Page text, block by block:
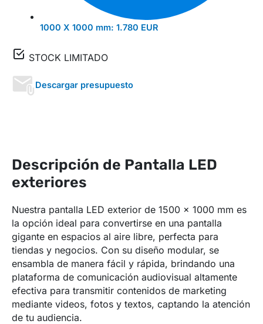
1000 X 1000 mm: 1.780 EUR
STOCK LIMITADO
Descargar presupuesto
Descripción de Pantalla LED
exteriores
Nuestra pantalla LED exterior de 1500 x 1000 mm es
la opción ideal para convertirse en una pantalla
gigante en espacios al aire libre, perfecta para
tiendas y negocios. Con su diseño modular, se
ensambla de manera fácil y rápida, brindando una
plataforma de comunicación audiovisual altamente
efectiva para transmitir contenidos de marketing
mediante videos, fotos y textos, captando la atención
de tu audiencia.